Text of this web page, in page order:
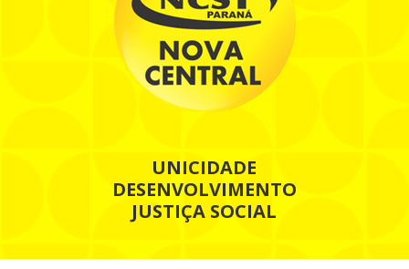
UNICIDADE
DESENVOLVIMENTO
JUSTIÇA SOCIAL